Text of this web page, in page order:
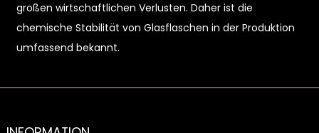
großen wirtschaftlichen Verlusten. Daher ist die
chemische Stabilität von Glasflaschen in der Produktion
umfassend bekannt.